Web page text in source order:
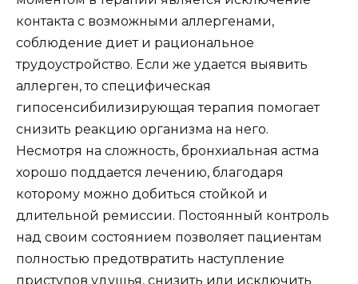
контакта с возможными аллергенами,
соблюдение диет и рациональное
трудоустройство. Если же удается выявить
аллерген, то специфическая
гипосенсибилизирующая терапия помогает
снизить реакцию организма на него.
Несмотря на сложность, бронхиальная астма
хорошо поддается лечению, благодаря
которому можно добиться стойкой и
длительной ремиссии. Постоянный контроль
над своим состоянием позволяет пациентам
полностью предотвратить наступление
приступов удушья, снизить или исключить